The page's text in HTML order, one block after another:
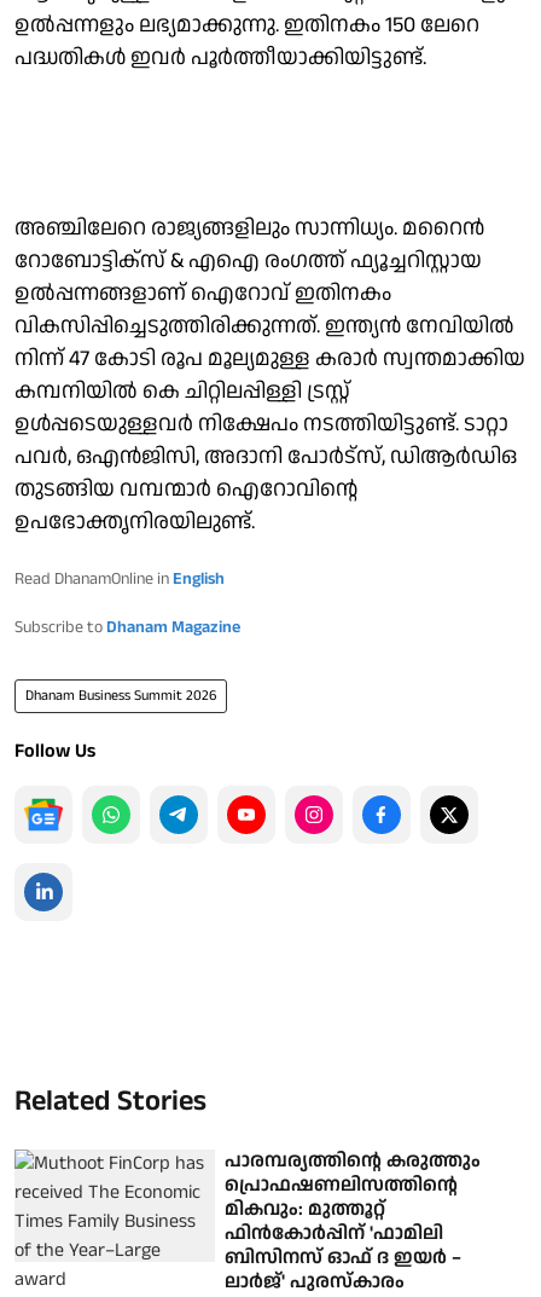
ഉല്‍പ്പന്നളും ലഭ്യമാക്കുന്നു. ഇതിനകം 150 ലേറെ
പദ്ധതികള്‍ ഇവര്‍ പൂര്‍ത്തീയാക്കിയിട്ടുണ്ട്.
അഞ്ചിലേറെ രാജ്യങ്ങളിലും സാന്നിധ്യം. മറൈന്‍
റോബോട്ടിക്‌സ് & എഐ രംഗത്ത് ഫ്യൂച്ചറിസ്റ്റായ
ഉല്‍പ്പന്നങ്ങളാണ് ഐറോവ് ഇതിനകം
വികസിപ്പിച്ചെടുത്തിരിക്കുന്നത്. ഇന്ത്യന്‍ നേവിയില്‍
നിന്ന് 47 കോടി രൂപ മൂല്യമുള്ള കരാര്‍ സ്വന്തമാക്കിയ
കമ്പനിയില്‍ കെ ചിറ്റിലപ്പിള്ളി ട്രസ്റ്റ്
ഉള്‍പ്പടെയുള്ളവര്‍ നിക്ഷേപം നടത്തിയിട്ടുണ്ട്. ടാറ്റാ
പവര്‍, ഒഎന്‍ജിസി, അദാനി പോര്‍ട്‌സ്, ഡിആര്‍ഡിഒ
തുടങ്ങിയ വമ്പന്മാര്‍ ഐറോവിന്റെ
ഉപഭോക്തൃനിരയിലുണ്ട്.
Read DhanamOnline in English
Subscribe to Dhanam Magazine
Dhanam Business Summit 2026
Follow Us
Related Stories
പാരമ്പര്യത്തിന്റെ കരുത്തും
പ്രൊഫഷണലിസത്തിന്റെ
മികവും: മുത്തൂറ്റ്
ഫിൻകോർപ്പിന് 'ഫാമിലി
ബിസിനസ് ഓഫ് ദ ഇയർ –
ലാർജ്' പുരസ്കാരം